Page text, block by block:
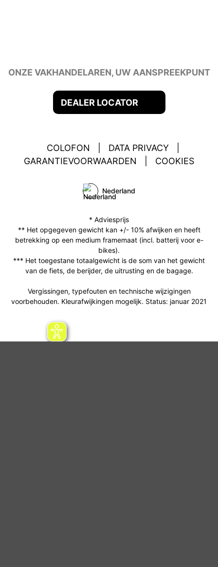
ONZE VAKHANDELAREN, UW AANSPREEKPUNT
DEALER LOCATOR
COLOFON DATA PRIVACY
GARANTIEVOORWAARDEN
COOKIES
Nederland
* Adviesprijs
** Het opgegeven gewicht kan +/- 10% afwijken en heeft
betrekking op een medium framemaat (incl. batterij voor e-
bikes).
*** Het toegestane totaalgewicht is de som van het gewicht
van de fiets, de berijder, de uitrusting en de bagage.
Vergissingen, typefouten en technische wijzigingen
voorbehouden. Kleurafwijkingen mogelijk. Status: januar 2021